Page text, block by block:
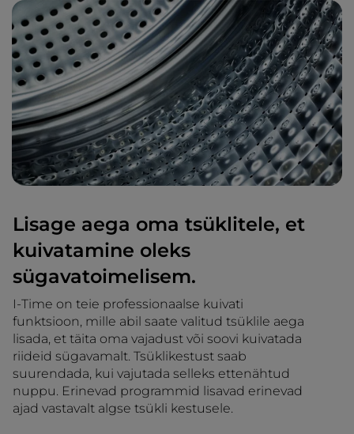
Lisage aega oma tsüklitele, et
kuivatamine oleks
sügavatoimelisem.
I-Time on teie professionaalse kuivati
funktsioon, mille abil saate valitud tsüklile aega
lisada, et täita oma vajadust või soovi kuivatada
riideid sügavamalt. Tsüklikestust saab
suurendada, kui vajutada selleks ettenähtud
nuppu. Erinevad programmid lisavad erinevad
ajad vastavalt algse tsükli kestusele.